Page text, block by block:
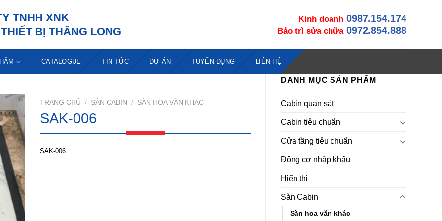
TNHH XNK
BỊ THĂNG LONG
Kinh doanh 0987.154.174
Bảo trì sửa chữa 0972.854.888
CATALOGUE TIN TỨC DỰ ÁN TUYỂN DỤNG LIÊN HỆ
DANH MỤC SẢN PHẨM
Cabin quan sát
Cabin tiêu chuẩn
Cửa tầng tiêu chuẩn
Động cơ nhập khẩu
Hiển thị
Sàn Cabin
Sàn hoa văn khác
TRANG CHỦ / SÀN CABIN / SÀN HOA VĂN KHÁC
SAK-006
SAK-006